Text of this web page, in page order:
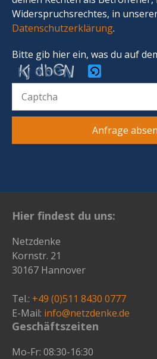
Widerspruchsrechtes, in
Datenschutzerklärung.
Bitte gib hier ein, was du auf
Bitte
die
angezeigten
ein,
zu
bestätigen,
dass
ein
Mensch
bist.
Hier findest du uns:
Netzdenke
Kornstr. 21
30167 Hannover
Tel.: +49 (0)511 8430 0777
E-Mail: info@netzdenke.de
Geschäftszeiten
Mo-Fr: 08:30-16:30